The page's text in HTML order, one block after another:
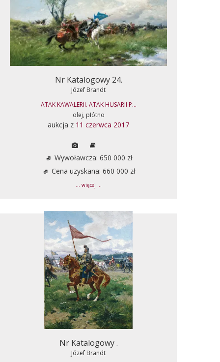
Nr Katalogowy 24.
Józef Brandt
ATAK KAWALERII. ATAK HUSARII P...
olej, płótno
aukcja z 11 czerwca 2017
Wywoławcza: 650 000 zł
Cena uzyskana: 660 000 zł
... więcej ...
Nr Katalogowy .
Józef Brandt